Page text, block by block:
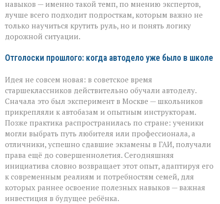
навыков — именно такой темп, по мнению экспертов,
лучше всего подходит подросткам, которым важно не
только научиться крутить руль, но и понять логику
дорожной ситуации.
Отголоски прошлого: когда автодело уже было в школе
Идея не совсем новая: в советское время
старшеклассников действительно обучали автоделу.
Сначала это был эксперимент в Москве — школьников
прикрепляли к автобазам и опытным инструкторам.
Позже практика распространилась по стране: ученики
могли выбрать путь любителя или профессионала, а
отличники, успешно сдавшие экзамены в ГАИ, получали
права ещё до совершеннолетия. Сегодняшняя
инициатива словно возвращает этот опыт, адаптируя его
к современным реалиям и потребностям семей, для
которых раннее освоение полезных навыков — важная
инвестиция в будущее ребёнка.